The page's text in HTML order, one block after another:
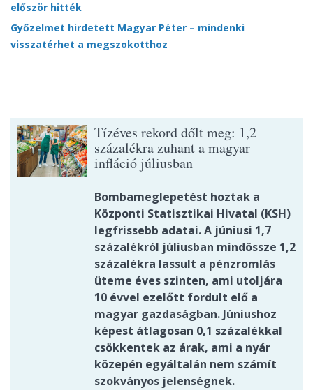
először hitték
Győzelmet hirdetett Magyar Péter – mindenki
visszatérhet a megszokotthoz
Tízéves rekord dőlt meg: 1,2
százalékra zuhant a magyar
infláció júliusban
Bombameglepetést hoztak a
Központi Statisztikai Hivatal (KSH)
legfrissebb adatai. A júniusi 1,7
százalékról júliusban mindössze 1,2
százalékra lassult a pénzromlás
üteme éves szinten, ami utoljára
10 évvel ezelőtt fordult elő a
magyar gazdaságban. Júniushoz
képest átlagosan 0,1 százalékkal
csökkentek az árak, ami a nyár
közepén egyáltalán nem számít
szokványos jelenségnek.